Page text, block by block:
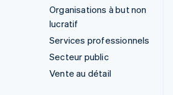
Organisations à but non
lucratif
Services professionnels
Secteur public
Vente au détail